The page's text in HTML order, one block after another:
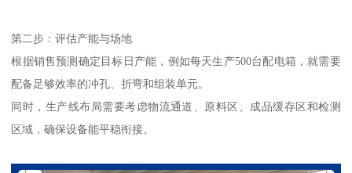
第二步：评估产能与场地
根据销售预测确定目标日产能，例如每天生产500台配电箱，就需要
配备足够效率的冲孔、折弯和组装单元。
同时，生产线布局需要考虑物流通道、原料区、成品缓存区和检测
区域，确保设备能平稳衔接。